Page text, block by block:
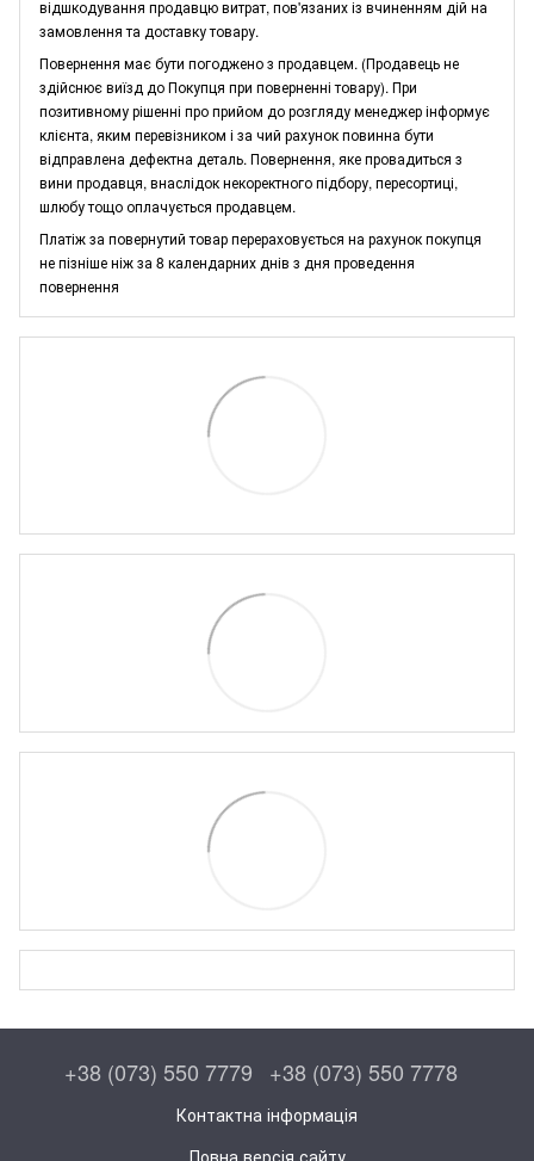
відшкодування продавцю витрат, пов'язаних із вчиненням дій на
замовлення та доставку товару.
Повернення має бути погоджено з продавцем. (Продавець не
здійснює виїзд до Покупця при поверненні товару). При
позитивному рішенні про прийом до розгляду менеджер інформує
клієнта, яким перевізником і за чий рахунок повинна бути
відправлена дефектна деталь. Повернення, яке провадиться з
вини продавця, внаслідок некоректного підбору, пересортиці,
шлюбу тощо оплачується продавцем.
Платіж за повернутий товар перераховується на рахунок покупця
не пізніше ніж за 8 календарних днів з дня проведення
повернення
+38 (073) 550 7779 +38 (073) 550 7778
Контактна інформація
Повна версія сайту